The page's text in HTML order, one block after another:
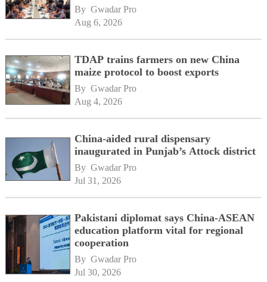
By Gwadar Pro
Aug 6, 2026
TDAP trains farmers on new China
maize protocol to boost exports
By Gwadar Pro
Aug 4, 2026
China-aided rural dispensary
inaugurated in Punjab’s Attock district
By Gwadar Pro
Jul 31, 2026
Pakistani diplomat says China-ASEAN
education platform vital for regional
cooperation
By Gwadar Pro
Jul 30, 2026